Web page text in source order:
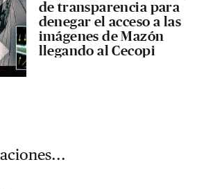
de transparencia para
denegar el acceso a las
imágenes de Mazón
llegando al Cecopi